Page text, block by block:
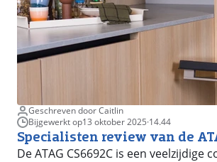
Geschreven door Caitlin
Bijgewerkt op13 oktober 2025·14.44
Specialisten review van de
De ATAG CS6692C is een veelzijdige